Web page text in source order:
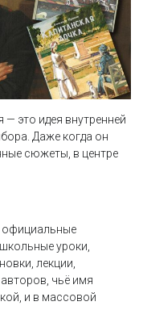
это идея внутренней
Даже когда он
сюжеты, в центре
официальные
уроки,
лекции,
чьё имя
и в массовой